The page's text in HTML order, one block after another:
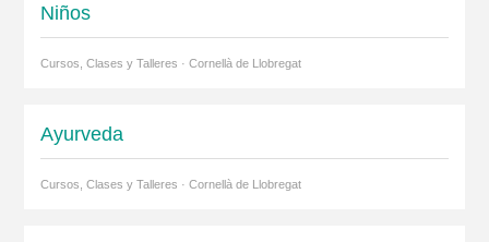
Niños
Cursos, Clases y Talleres · Cornellà de Llobregat
Ayurveda
Cursos, Clases y Talleres · Cornellà de Llobregat